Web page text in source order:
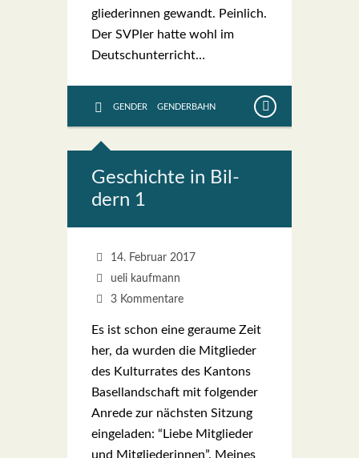
glie­de­rin­nen gewandt. Pein­lich.
Der SVPler hat­te wohl im
Deutsch­un­ter­richt…
GENDER GENDERBAHN
Geschich­te in Bil­
dern 1
14. Februar 2017
ueli kaufmann
3 Kommentare
Es ist schon eine gerau­me Zeit
her, da wur­den die Mit­glie­der
des Kul­tur­ra­tes des Kan­tons
Basel­land­schaft mit fol­gen­der
Anre­de zur nächs­ten Sit­zung
ein­ge­la­den: “Lie­be Mit­glie­der
und Mit­glie­de­rin­nen”. Mei­nes